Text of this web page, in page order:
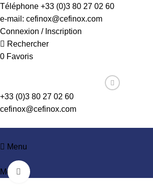
Téléphone +33 (0)3 80 27 02 60
e-mail: cefinox@cefinox.com
Connexion / Inscription
Rechercher
0 Favoris
+33 (0)3 80 27 02 60
cefinox@cefinox.com
Menu
Menu Agrandir